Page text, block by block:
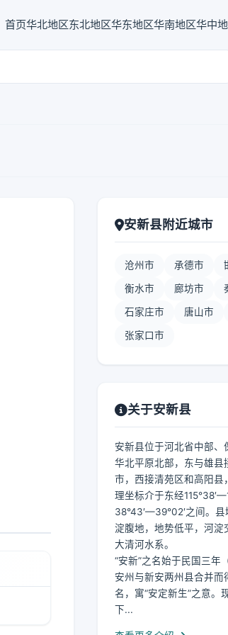
首页华北地区东北地区华东地区华南地区华中
安新县附近城市
沧州市 承德市
衡水市 廊坊市
石家庄市 唐山市
张家口市
关于安新县
安新县位于河北省中部、
华北平原北部，东与雄县
市，西接清苑区和高阳县
理坐标介于东经
38°43′—39°02′之间。
淀腹地，地势低平，河淀
大清河水系。
“安新”之名始于民国三年
安州与新安两州县合并而
名，寓“安定新生”之意。
下...